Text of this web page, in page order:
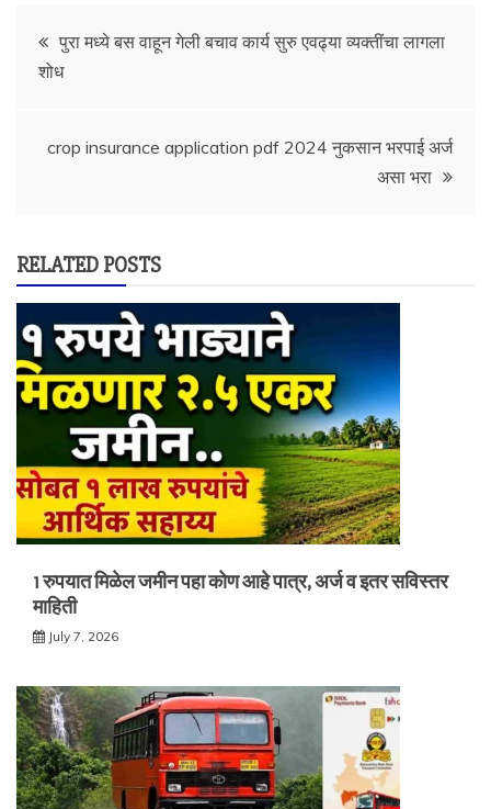
Postपुरा मध्ये बस वाहून गेली बचाव कार्य सुरु एवढ्या व्यक्तींचा लागला
शोध
crop insurance application pdf 2024 नुकसान भरपाई अर्ज
असा भरा
RELATED POSTS
1 रुपयात मिळेल जमीन पहा कोण आहे पात्र, अर्ज व इतर सविस्तर
माहिती
July 7, 2026